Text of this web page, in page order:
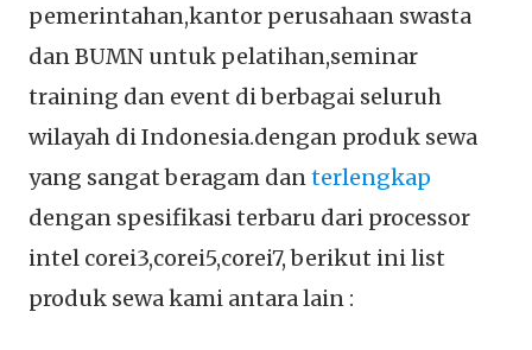
pemerintahan,kantor perusahaan swasta
dan BUMN untuk pelatihan,seminar
training dan event di berbagai seluruh
wilayah di Indonesia.dengan produk sewa
yang sangat beragam danterlengkap
dengan spesifikasi terbaru dari processor
intel corei3,corei5,corei7, berikut ini list
produk sewa kami antara lain :